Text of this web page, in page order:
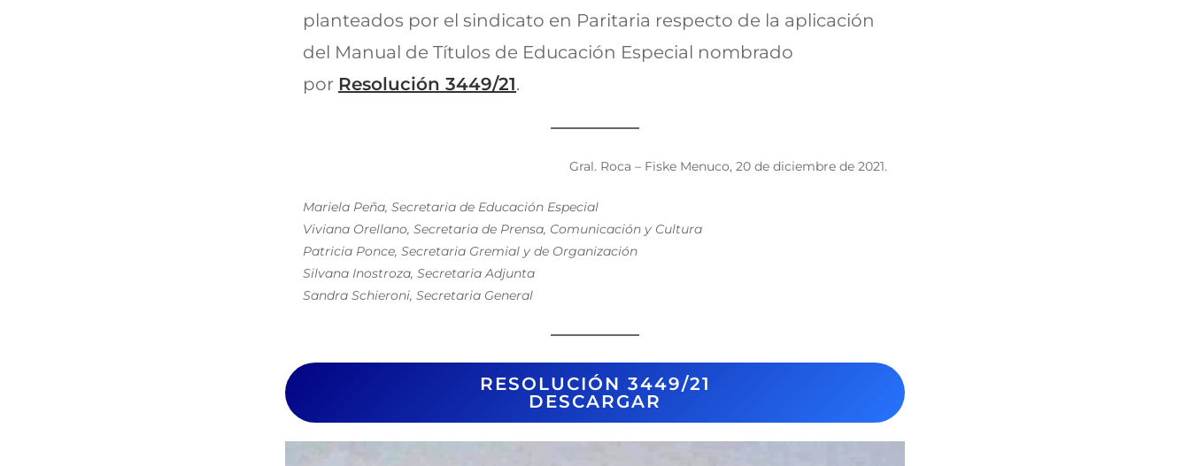
planteados por el sindicato en Paritaria respecto de la aplicación
del Manual de Títulos de Educación Especial nombrado
por Resolución 3449/21.
Gral. Roca – Fiske Menuco, 20 de diciembre de 2021.
Mariela Peña, Secretaria de Educación Especial
Viviana Orellano, Secretaria de Prensa, Comunicación y Cultura
Patricia Ponce, Secretaria Gremial y de Organización
Silvana Inostroza, Secretaria Adjunta
Sandra Schieroni, Secretaria General
RESOLUCIÓN 3449/21
DESCARGAR